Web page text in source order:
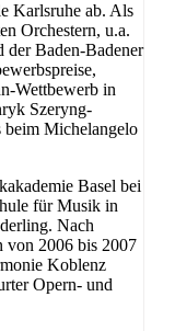
Karlsruhe ab. Als
Orchestern, u.a.
der Baden-Badener
Wettbewerb in
Szeryng-
beim Michelangelo
Basel bei
für Musik in
Nach
von 2006 bis 2007
Koblenz
Opern- und